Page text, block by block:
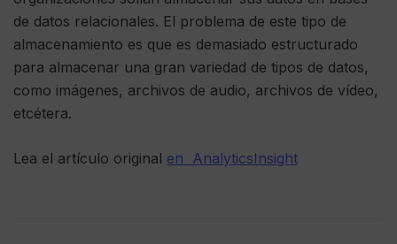
de datos relacionales. El problema de este tipo de
almacenamiento es que es demasiado estructurado
para almacenar una gran variedad de tipos de datos,
como imágenes, archivos de audio, archivos de vídeo,
etcétera.
Lea el artículo original en AnalyticsInsight